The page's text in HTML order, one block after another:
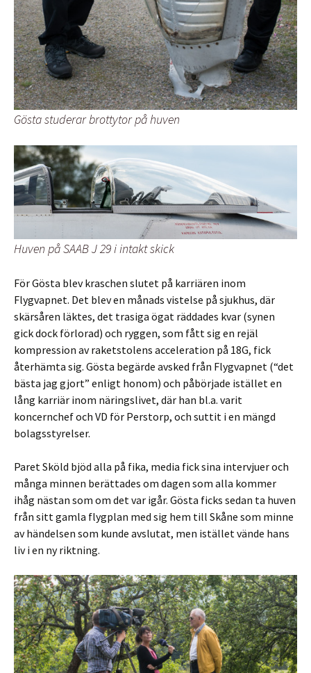
Gösta studerar brottytor på huven
Huven på SAAB J 29 i intakt skick
För Gösta blev kraschen slutet på karriären inom
Flygvapnet. Det blev en månads vistelse på sjukhus, där
skärsåren läktes, det trasiga ögat räddades kvar (synen
gick dock förlorad) och ryggen, som fått sig en rejäl
kompression av raketstolens acceleration på 18G, fick
återhämta sig. Gösta begärde avsked från Flygvapnet (“det
bästa jag gjort” enligt honom) och påbörjade istället en
lång karriär inom näringslivet, där han bl.a. varit
koncernchef och VD för Perstorp, och suttit i en mängd
bolagsstyrelser.
Paret Sköld bjöd alla på fika, media fick sina intervjuer och
många minnen berättades om dagen som alla kommer
ihåg nästan som om det var igår. Gösta ficks sedan ta huven
från sitt gamla flygplan med sig hem till Skåne som minne
av händelsen som kunde avslutat, men istället vände hans
liv i en ny riktning.